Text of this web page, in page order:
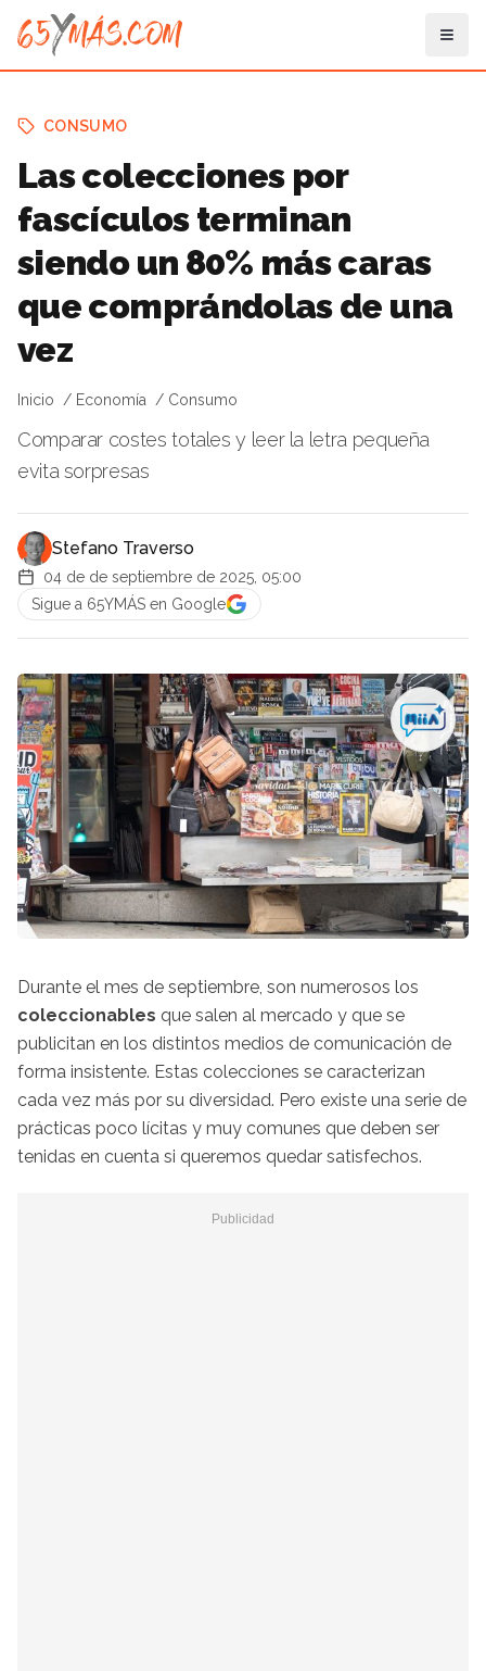
CONSUMO
Las colecciones por
fascículos terminan
siendo un 80% más caras
que comprándolas de una
vez
Inicio Economía Consumo
Comparar costes totales y leer la letra pequeña
evita sorpresas
Stefano Traverso
04 de de septiembre de 2025, 05:00
Sigue a 65YMÁS en Google
Durante el mes de septiembre, son numerosos los
coleccionables que salen al mercado y que se
publicitan en los distintos medios de comunicación de
forma insistente. Estas colecciones se caracterizan
cada vez más por su diversidad. Pero existe una serie de
prácticas poco lícitas y muy comunes que deben ser
tenidas en cuenta si queremos quedar satisfechos.